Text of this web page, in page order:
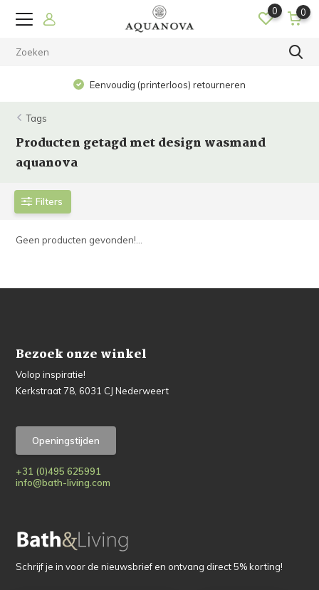
0 0
Eenvoudig (printerloos) retourneren
Tags
Producten getagd met design wasmand
aquanova
Filters
Geen producten gevonden!...
Bezoek onze winkel
Volop inspiratie!
Kerkstraat 78, 6031 CJ Nederweert
Openingstijden
+31 (0)495 625991
info@bath-living.com
Schrijf je in voor de nieuwsbrief en ontvang direct 5% korting!